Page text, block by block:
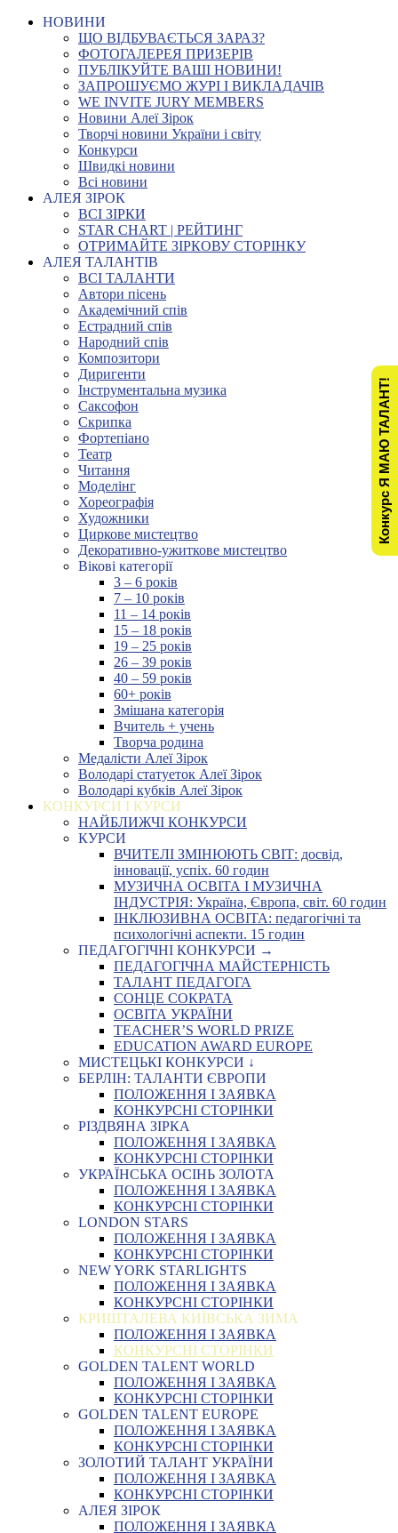
НОВИНИ
ЩО ВІДБУВАЄТЬСЯ ЗАРАЗ?
ФОТОГАЛЕРЕЯ ПРИЗЕРІВ
ПУБЛІКУЙТЕ ВАШІ НОВИНИ!
ЗАПРОШУЄМО ЖУРІ І ВИКЛАДАЧІВ
WE INVITE JURY MEMBERS
Новини Алеї Зірок
Творчі новини України і світу
Конкурси
Швидкі новини
Всі новини
АЛЕЯ ЗІРОК
ВСІ ЗІРКИ
STAR CHART | РЕЙТИНГ
ОТРИМАЙТЕ ЗІРКОВУ СТОРІНКУ
АЛЕЯ ТАЛАНТІВ
ВСІ ТАЛАНТИ
Автори пісень
Академічний спів
Естрадний спів
Народний спів
Композитори
Диригенти
Інструментальна музика
Саксофон
Скрипка
Фортепіано
Театр
Читання
Моделінг
Хореографія
Художники
Циркове мистецтво
Декоративно-ужиткове мистецтво
Вікові категорії
3 – 6 років
7 – 10 років
11 – 14 років
15 – 18 років
19 – 25 років
26 – 39 років
40 – 59 років
60+ років
Змішана категорія
Вчитель + учень
Творча родина
Медалісти Алеї Зірок
Володарі статуеток Алеї Зірок
Володарі кубків Алеї Зірок
КОНКУРСИ І КУРСИ
НАЙБЛИЖЧІ КОНКУРСИ
КУРСИ
ВЧИТЕЛІ ЗМІНЮЮТЬ СВІТ: досвід,
інновації, успіх. 60 годин
МУЗИЧНА ОСВІТА І МУЗИЧНА
ІНДУСТРІЯ: Україна, Європа, світ. 60 годин
ІНКЛЮЗИВНА ОСВІТА: педагогічні та
психологічні аспекти. 15 годин
ПЕДАГОГІЧНІ КОНКУРСИ →
ПЕДАГОГІЧНА МАЙСТЕРНІСТЬ
ТАЛАНТ ПЕДАГОГА
СОНЦЕ СОКРАТА
ОСВІТА УКРАЇНИ
TEACHER’S WORLD PRIZE
EDUCATION AWARD EUROPE
МИСТЕЦЬКІ КОНКУРСИ ↓
БЕРЛІН: ТАЛАНТИ ЄВРОПИ
ПОЛОЖЕННЯ І ЗАЯВКА
КОНКУРСНІ СТОРІНКИ
РІЗДВЯНА ЗІРКА
ПОЛОЖЕННЯ І ЗАЯВКА
КОНКУРСНІ СТОРІНКИ
УКРАЇНСЬКА ОСІНЬ ЗОЛОТА
ПОЛОЖЕННЯ І ЗАЯВКА
КОНКУРСНІ СТОРІНКИ
LONDON STARS
ПОЛОЖЕННЯ І ЗАЯВКА
КОНКУРСНІ СТОРІНКИ
NEW YORK STARLIGHTS
ПОЛОЖЕННЯ І ЗАЯВКА
КОНКУРСНІ СТОРІНКИ
КРИШТАЛЕВА КИЇВСЬКА ЗИМА
ПОЛОЖЕННЯ І ЗАЯВКА
КОНКУРСНІ СТОРІНКИ
GOLDEN TALENT WORLD
ПОЛОЖЕННЯ І ЗАЯВКА
КОНКУРСНІ СТОРІНКИ
GOLDEN TALENT EUROPE
ПОЛОЖЕННЯ І ЗАЯВКА
КОНКУРСНІ СТОРІНКИ
ЗОЛОТИЙ ТАЛАНТ УКРАЇНИ
ПОЛОЖЕННЯ І ЗАЯВКА
КОНКУРСНІ СТОРІНКИ
АЛЕЯ ЗІРОК
ПОЛОЖЕННЯ І ЗАЯВКА
Конкурс Я МАЮ ТАЛАНТ!